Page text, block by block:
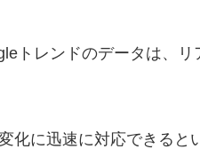
トレンドのデータは、
化に迅速に対応できると